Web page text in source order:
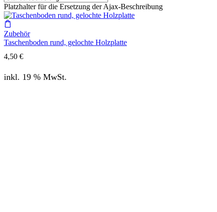
Platzhalter für die Ersetzung der Ajax-Beschreibung
Zubehör
Taschenboden rund, gelochte Holzplatte
4,50 €
inkl. 19 % MwSt.